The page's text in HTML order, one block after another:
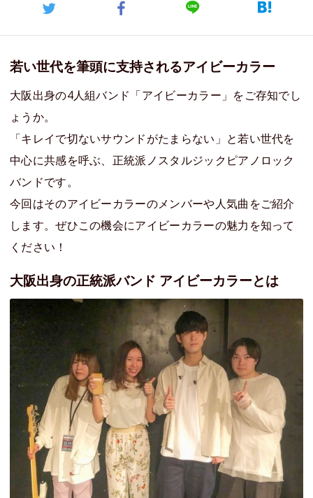
若い世代を筆頭に支持されるアイビーカラー
大阪出身の4人組バンド「アイビーカラー」をご存知でし
ょうか。
「キレイで切ないサウンドがたまらない」と若い世代を
中心に共感を呼ぶ、正統派ノスタルジックピアノロック
バンドです。
今回はそのアイビーカラーのメンバーや人気曲をご紹介
します。ぜひこの機会にアイビーカラーの魅力を知って
ください！
大阪出身の正統派バンド アイビーカラーとは